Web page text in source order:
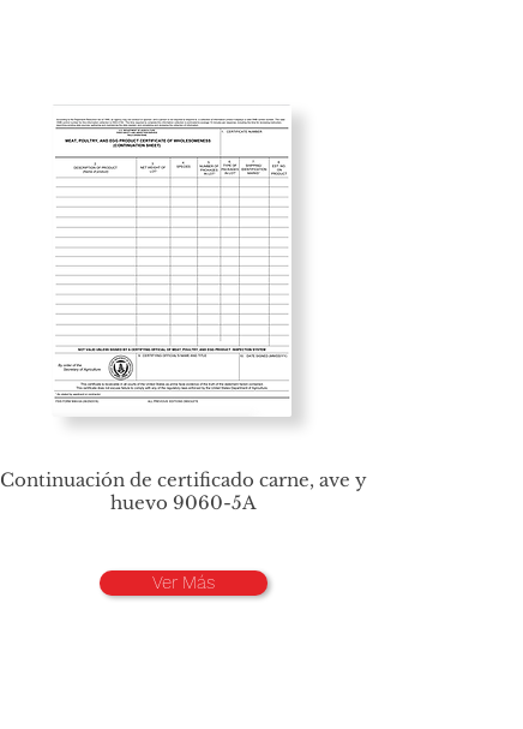
Continuación de certificado carne, ave y
huevo 9060-5A
Ver Más